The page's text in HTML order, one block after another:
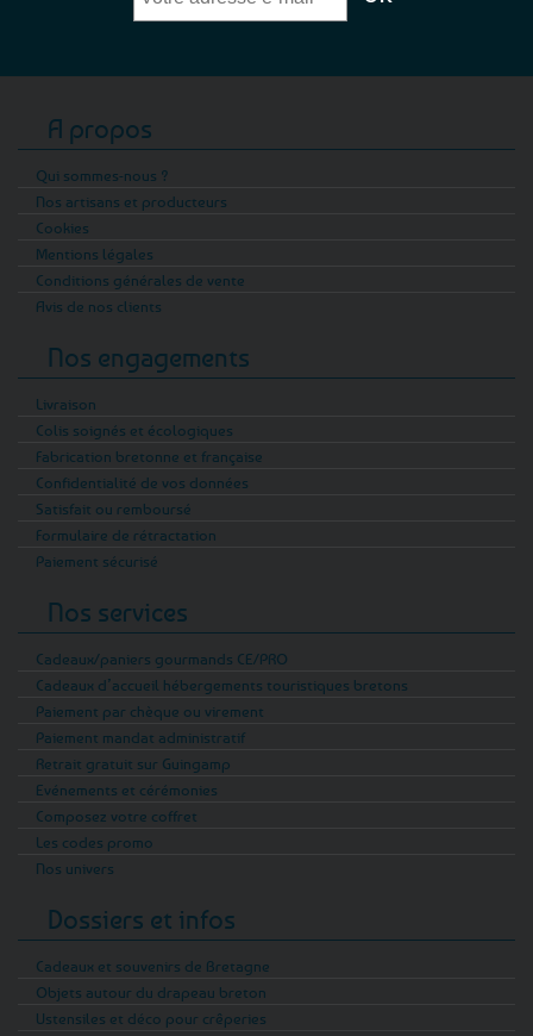
A propos
Qui sommes-nous ?
Nos artisans et producteurs
Cookies
Mentions légales
Conditions générales de vente
Avis de nos clients
Nos engagements
Livraison
Colis soignés et écologiques
Fabrication bretonne et française
Confidentialité de vos données
Satisfait ou remboursé
Formulaire de rétractation
Paiement sécurisé
Nos services
Cadeaux/paniers gourmands CE/PRO
Cadeaux d’accueil hébergements touristiques bretons
Paiement par chèque ou virement
Paiement mandat administratif
Retrait gratuit sur Guingamp
Evénements et cérémonies
Composez votre coffret
Les codes promo
Nos univers
Dossiers et infos
Cadeaux et souvenirs de Bretagne
Objets autour du drapeau breton
Ustensiles et déco pour crêperies